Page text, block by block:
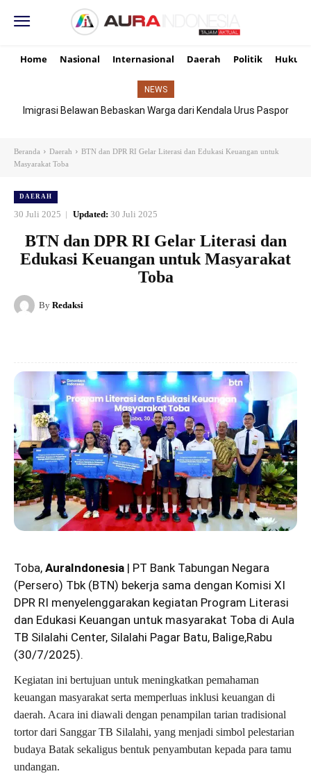
Home Nasional Internasional Daerah Politik Hukum
NEWS
Imigrasi Belawan Bebaskan Warga dari Kendala Urus Paspor
Beranda Daerah
BTN dan DPR RI Gelar Literasi dan Edukasi Keuangan untuk
Masyarakat Toba
DAERAH
30 Juli 2025 Updated: 30 Juli 2025
BTN dan DPR RI Gelar Literasi dan
Edukasi Keuangan untuk Masyarakat
Toba
By Redaksi
Toba, AuraIndonesia | PT Bank Tabungan Negara
(Persero) Tbk (BTN) bekerja sama dengan Komisi XI
DPR RI menyelenggarakan kegiatan Program Literasi
dan Edukasi Keuangan untuk masyarakat Toba di Aula
TB Silalahi Center, Silalahi Pagar Batu, Balige,Rabu
(30/7/2025).
Kegiatan ini bertujuan untuk meningkatkan pemahaman
keuangan masyarakat serta memperluas inklusi keuangan di
daerah. Acara ini diawali dengan penampilan tarian tradisional
tortor dari Sanggar TB Silalahi, yang menjadi simbol pelestarian
budaya Batak sekaligus bentuk penyambutan kepada para tamu
undangan.